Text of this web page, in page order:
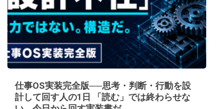
仕事OS実装完全版──思考・判断・行動を設
計して回す人の1日 「読む」では終わらせな